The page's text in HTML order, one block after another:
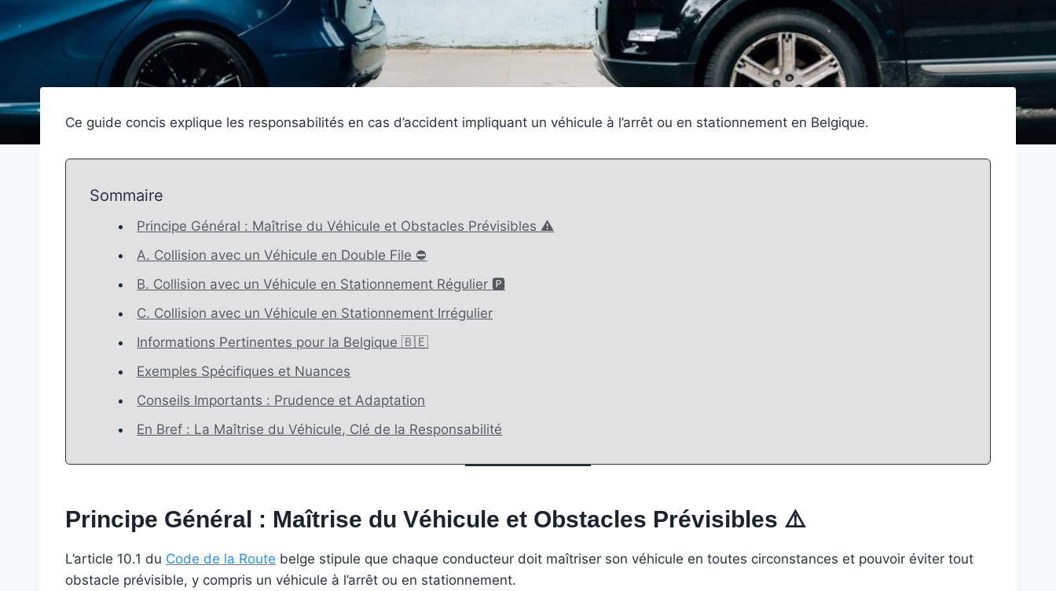
Ce guide concis explique les responsabilités en cas d’accident impliquant un véhicule à l’arrêt ou en stationnement en Belgique.
Sommaire
Principe Général : Maîtrise du Véhicule et Obstacles Prévisibles ⚠️
A. Collision avec un Véhicule en Double File ⛔
B. Collision avec un Véhicule en Stationnement Régulier 🅿️
C. Collision avec un Véhicule en Stationnement Irrégulier
Informations Pertinentes pour la Belgique 🇧🇪
Exemples Spécifiques et Nuances
Conseils Importants : Prudence et Adaptation
En Bref : La Maîtrise du Véhicule, Clé de la Responsabilité
Principe Général : Maîtrise du Véhicule et Obstacles Prévisibles ⚠️
L’article 10.1 du Code de la Route belge stipule que chaque conducteur doit maîtriser son véhicule en toutes circonstances et pouvoir éviter tout
obstacle prévisible, y compris un véhicule à l’arrêt ou en stationnement.